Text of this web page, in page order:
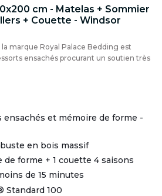
cm - Matelas + Sommier
+ Couette - Windsor
marque Royal Palace Bedding est
ensachés procurant un soutien très
ensachés et mémoire de forme -
en bois massif
forme + 1 couette 4 saisons
de 15 minutes
Standard 100